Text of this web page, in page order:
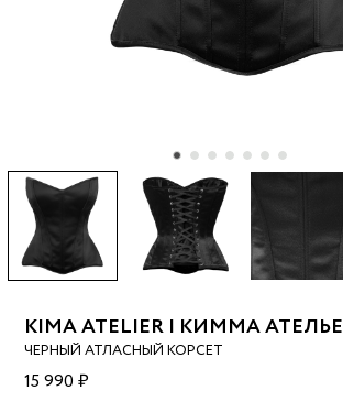
KIMA ATELIER | КИММА АТЕЛЬЕ
ЧЕРНЫЙ АТЛАСНЫЙ КОРСЕТ
15 990 ₽